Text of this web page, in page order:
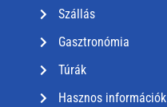
Szállás
Gasztronómia
Túrák
Hasznos információk